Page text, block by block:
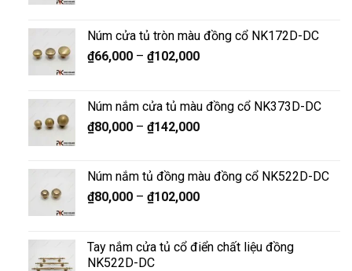
Núm cửa tủ tròn màu đồng cổ NK172D-DC
₫66,000– ₫102,000
Núm nắm cửa tủ màu đồng cổ NK373D-DC
₫80,000– ₫142,000
Núm nắm tủ đồng màu đồng cổ NK522D-DC
₫80,000– ₫102,000
Tay nắm cửa tủ cổ điển chất liệu đồng
NK522D-DC